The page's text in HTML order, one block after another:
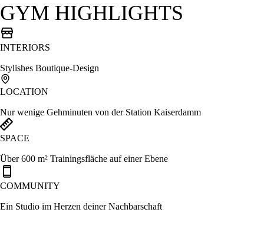
GYM HIGHLIGHTS
INTERIORS
Stylishes Boutique-Design
LOCATION
Nur wenige Gehminuten von der Station Kaiserdamm
SPACE
Über 600 m² Trainingsfläche auf einer Ebene
COMMUNITY
Ein Studio im Herzen deiner Nachbarschaft